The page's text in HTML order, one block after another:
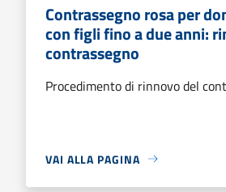
Contrassegno rosa per
con figli fino a due anni:
contrassegno
Procedimento di rinnovo del
VAI ALLA PAGINA